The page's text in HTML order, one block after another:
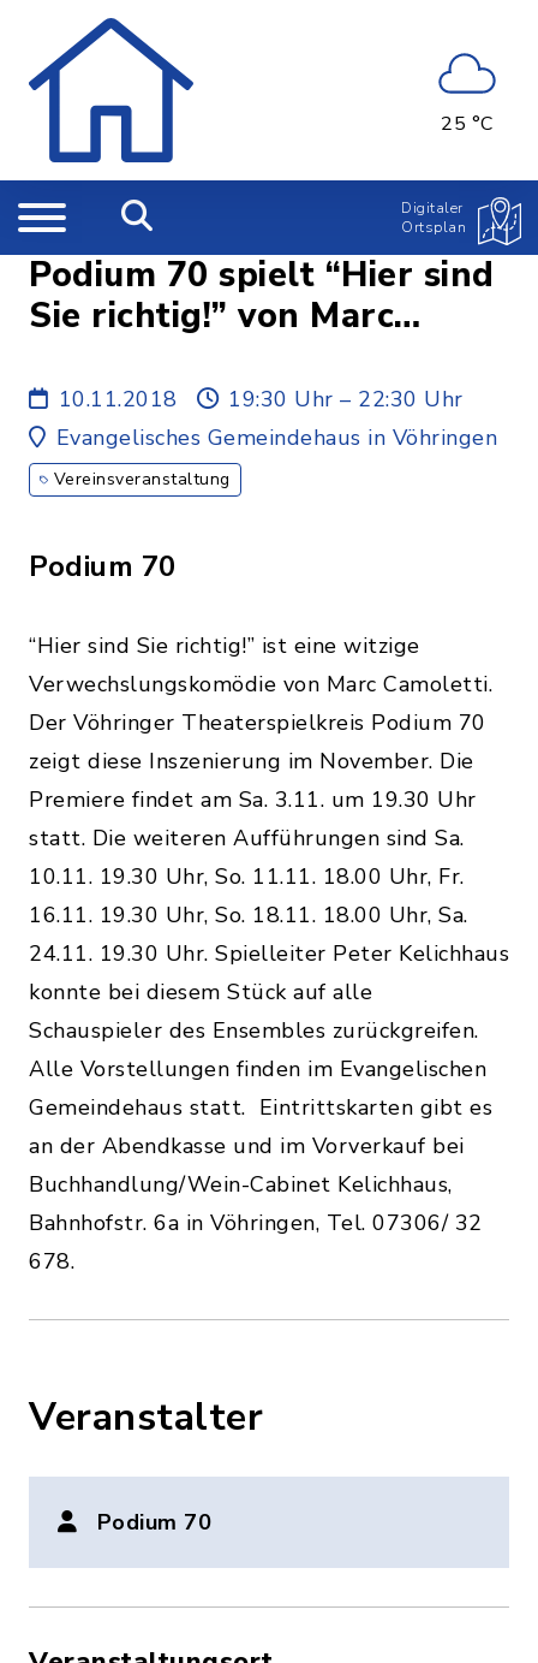
25 °C
Digitaler
Ortsplan
Podium 70 spielt “Hier sind
Sie richtig!” von Marc
10.11.2018
19:30 Uhr – 22:30 Uhr
Evangelisches Gemeindehaus in Vöhringen
Vereinsveranstaltung
Podium 70
“Hier sind Sie richtig!” ist eine witzige
Verwechslungskomödie von Marc Camoletti.
Der Vöhringer Theaterspielkreis Podium 70
zeigt diese Inszenierung im November. Die
Premiere findet am Sa. 3.11. um 19.30 Uhr
statt. Die weiteren Aufführungen sind Sa.
10.11. 19.30 Uhr, So. 11.11. 18.00 Uhr, Fr.
16.11. 19.30 Uhr, So. 18.11. 18.00 Uhr, Sa.
24.11. 19.30 Uhr. Spielleiter Peter Kelichhaus
konnte bei diesem Stück auf alle
Schauspieler des Ensembles zurückgreifen.
Alle Vorstellungen finden im Evangelischen
Gemeindehaus statt. Eintrittskarten gibt es
an der Abendkasse und im Vorverkauf bei
Buchhandlung/Wein-Cabinet Kelichhaus,
Bahnhofstr. 6a in Vöhringen, Tel. 07306/ 32
678.
Veranstalter
Podium 70